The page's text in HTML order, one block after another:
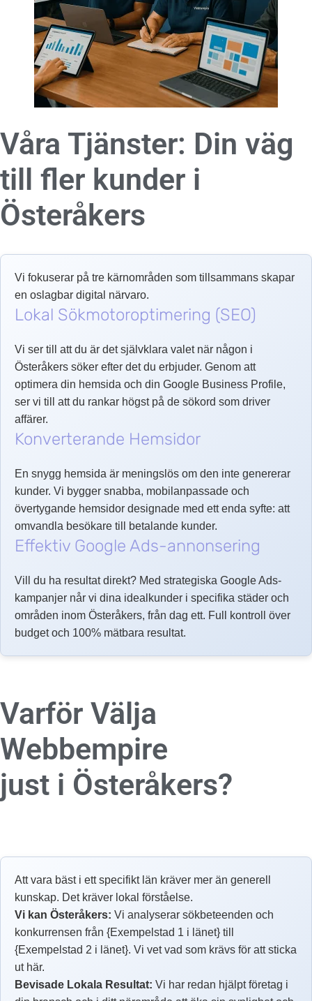
Våra Tjänster: Din väg
till fler kunder i
Österåkers
Vi fokuserar på tre kärnområden som tillsammans skapar
en oslagbar digital närvaro.
Lokal Sökmotoroptimering (SEO)
Vi ser till att du är det självklara valet när någon i
Österåkers söker efter det du erbjuder. Genom att
optimera din hemsida och din Google Business Profile,
ser vi till att du rankar högst på de sökord som driver
affärer.
Konverterande Hemsidor
En snygg hemsida är meningslös om den inte genererar
kunder. Vi bygger snabba, mobilanpassade och
övertygande hemsidor designade med ett enda syfte: att
omvandla besökare till betalande kunder.
Effektiv Google Ads-annonsering
Vill du ha resultat direkt? Med strategiska Google Ads-
kampanjer når vi dina idealkunder i specifika städer och
områden inom Österåkers, från dag ett. Full kontroll över
budget och 100% mätbara resultat.
Varför Välja
Webbempire
just i Österåkers?
Att vara bäst i ett specifikt län kräver mer än generell
kunskap. Det kräver lokal förståelse.
Vi kan Österåkers: Vi analyserar sökbeteenden och
konkurrensen från {Exempelstad 1 i länet} till
{Exempelstad 2 i länet}. Vi vet vad som krävs för att sticka
ut här.
Bevisade Lokala Resultat: Vi har redan hjälpt företag i